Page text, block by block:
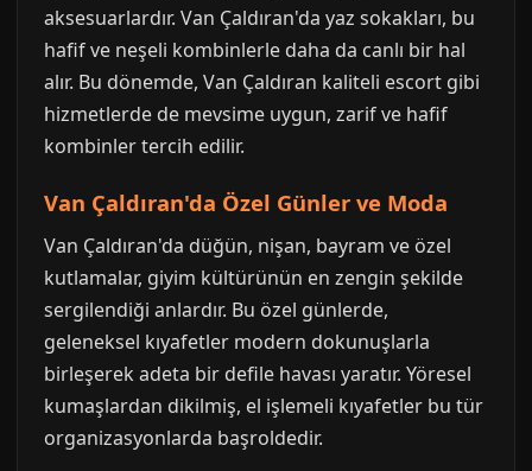
aksesuarlardır. Van Çaldıran'da yaz sokakları, bu
hafif ve neşeli kombinlerle daha da canlı bir hal
alır. Bu dönemde, Van Çaldıran kaliteli escort gibi
hizmetlerde de mevsime uygun, zarif ve hafif
kombinler tercih edilir.
Van Çaldıran'da Özel Günler ve Moda
Van Çaldıran'da düğün, nişan, bayram ve özel
kutlamalar, giyim kültürünün en zengin şekilde
sergilendiği anlardır. Bu özel günlerde,
geleneksel kıyafetler modern dokunuşlarla
birleşerek adeta bir defile havası yaratır. Yöresel
kumaşlardan dikilmiş, el işlemeli kıyafetler bu tür
organizasyonlarda başroldedir.